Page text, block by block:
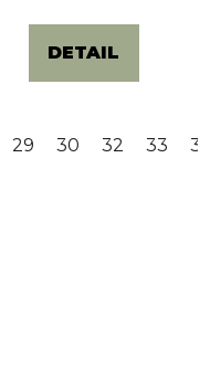
32 33 34 35
DETAIL
29 30 32 33